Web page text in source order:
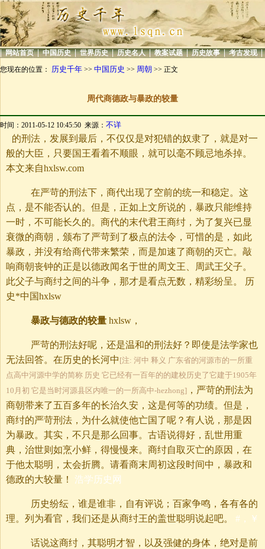
| 网站首页 | 中国历史 | 世界历史 | 历史名人 | 教案试题 | 历史故事 | 考古发现 |
您现在的位置： 历史千年 >> 中国历史 >> 周朝 >> 正文
周代商德政与暴政的较量
时间：2011-05-12 10:45:50 来源： 不详
的刑法，发展到最后，不仅仅是对犯错的奴隶了，就是对一
般的大臣，只要国王看着不顺眼，就可以毫不顾忌地杀掉。
本文来自hxlsw.com
在严苛的刑法下，商代出现了空前的统一和稳定。这
点，是不能否认的。但是，正如上文所说的，暴政只能维持
一时，不可能长久的。商代的末代君王商纣，为了复兴已显
衰微的商朝，颁布了严苛到了极点的法令，可惜的是，如此
暴政，并没有给商代带来繁荣，而是加速了商朝的灭亡。敲
响商朝丧钟的正是以德政闻名于世的周文王、周武王父子。
此父子与商纣之间的斗争，那才是看点无数，精彩纷呈。 历
史*中国hxlsw
暴政与德政的较量 hxlsw，
严苛的刑法好呢，还是温和的刑法好？即使是法学家也
无法回答。在历史的长河中 [注: 河中 释义 广东省的河源市的一所重
点高中河源中学的简称 历史 它已经有一百年的的建校历史了它建于1905年
10月初 它是当时河源县区内唯一的一所高中-hezhong] ，严苛的刑法为
商朝带来了五百多年的长治久安，这是何等的功绩。但是，
商纣的严苛刑法，为什么就使他亡国了呢？有人说，那是因
为暴政。其实，不只是那么回事。古语说得好，乱世用重
典，治世则如烹小鲜，得慢慢来。商纣自取灭亡的原因，在
于他太聪明，太会折腾。请看商末周初这段时间中，暴政和
德政的大较量！ 浩学历史网
历史纷纭，谁是谁非，自有评说；百家争鸣，各有各的
理。列为看官，我们还是从商纣王的盖世聪明说起吧。 #，￥
话说这商纣，其聪明才智，以及强健的身体，绝对是前